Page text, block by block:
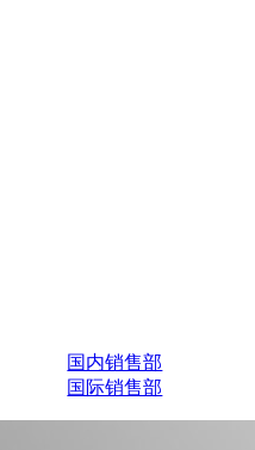
国内销售部
国际销售部